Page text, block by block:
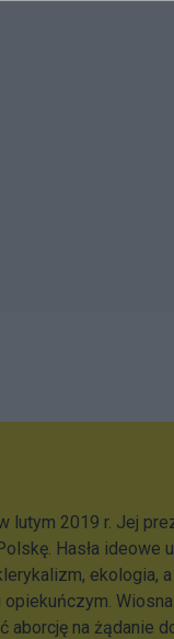
lutym 2019 r. Jej
Hasła ideowe
ekologia,
aborcję na żądanie